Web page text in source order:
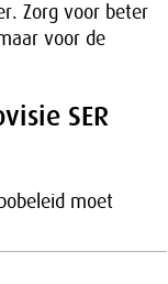
Zorg voor beter
voor de
SER
moet